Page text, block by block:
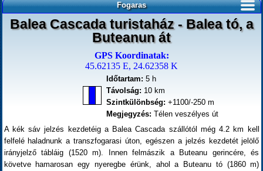
Fogaras
Balea Cascada turistaház - Balea tó, a
Buteanun át
GPS Koordinatak:
45.62135 E, 24.62358 K
Időtartam: 5 h
Távolság: 10 km
Szintkülönbség: +1100/-250 m
Megjegyzés: Télen veszélyes út
A kék sáv jelzés kezdetéig a Balea Cascada szállótól még 4.2 km kell
felfelé haladnunk a transzfogarasi úton, egészen a jelzés kezdetét jelölő
irányjelző tábláig (1520 m). Innen felmászik a Buteanu gerincére, és
követve hamarosan egy nyeregbe érünk, ahol a Buteanu tó (1860 m)